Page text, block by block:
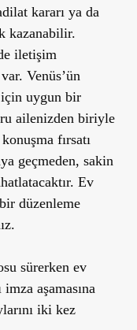
kararı ya da
kazanabilir.
iletişim
Venüs’ün
uygun bir
ailenizden biriyle
fırsatı
geçmeden, sakin
Ev
düzenleme
sürerken ev
aşamasına
iki kez